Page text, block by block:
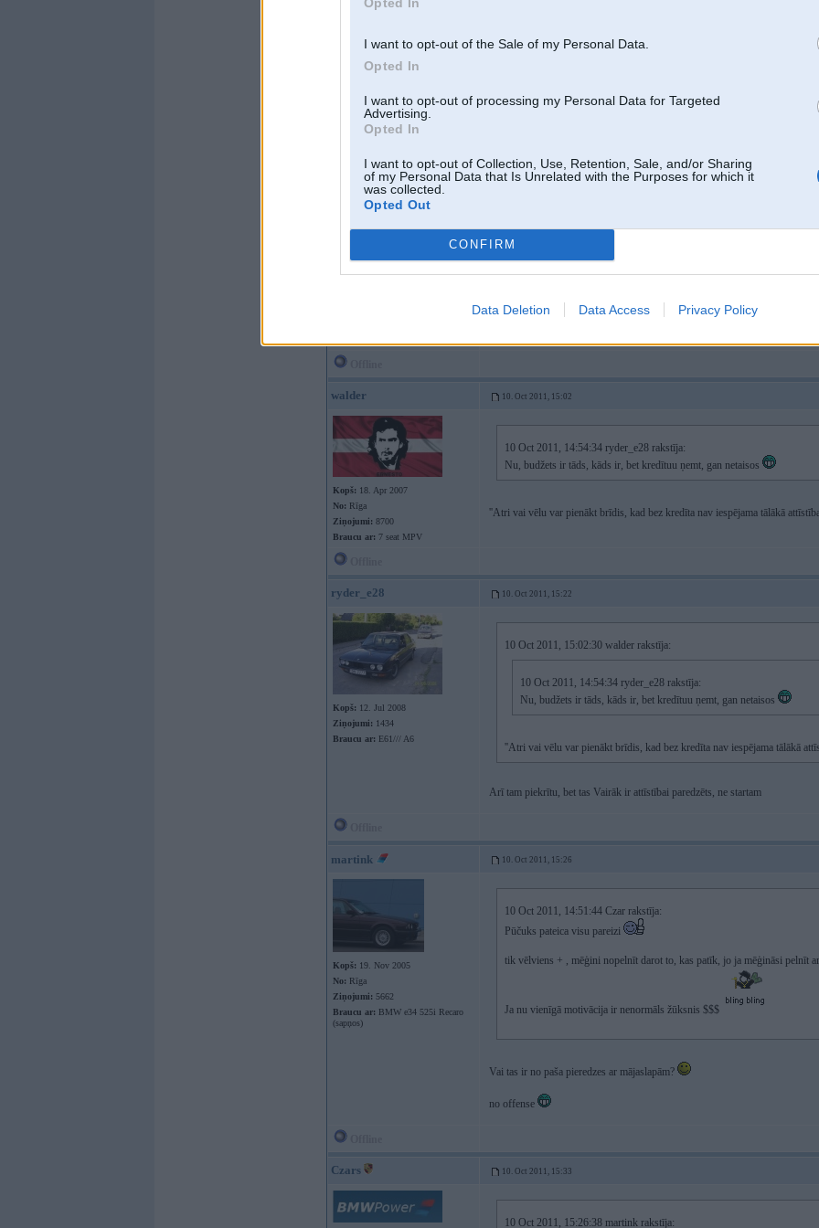
I want to opt-out of the Sale of my Personal Data.
Opted In
I want to opt-out of processing my Personal Data for Targeted
Advertising.
Opted In
I want to opt-out of Collection, Use, Retention, Sale, and/or Sharing
of my Personal Data that Is Unrelated with the Purposes for which it
was collected.
Opted Out
CONFIRM
Data Deletion Data Access Privacy Policy
Offline
Neviens jau viņu nedos Varbūt vienīgi Adolfam viņam ir ix
-----------------
*Keep going..... It will all make sense soon
walder 10. Oct 2011, 15:02
Kopš: 18. Apr 2007
No: Rīga
Ziņojumi: 8700
Braucu ar: 7 seat MPV
10 Oct 2011, 14:54:34 ryder_e28 rakstīja:
Nu, budžets ir tāds, kāds ir, bet kredītuu ņemt, gan netaisos
''Atri vai vēlu var pienākt brīdis, kad bez kredīta nav iespējama tālākā
ryder_e28 10. Oct 2011, 15:22
Kopš: 12. Jul 2008
Ziņojumi: 1434
Braucu ar: E61/// A6
10 Oct 2011, 15:02:30 walder rakstīja:
10 Oct 2011, 14:54:34 ryder_e28 rakstīja:
Nu, budžets ir tāds, kāds ir, bet kredītuu ņemt, gan netaisos
''Atri vai vēlu var pienākt brīdis, kad bez kredīta nav iespējama tālākā
Arī tam piekrītu, bet tas Vairāk ir attīstībai paredzēts, ne startam
martink 10. Oct 2011, 15:26
Kopš: 19. Nov 2005
No: Rīga
Ziņojumi: 5662
Braucu ar: BMW e34 525i Recaro
(sapņos)
10 Oct 2011, 14:51:44 Czar rakstīja:
Pūčuks pateica visu pareizi
tik vēlviens + , mēģini nopelnīt darot to, kas patīk, jo ja mēģināsi pelnīt
Ja nu vienīgā motivācija ir nenormāls žūksnis $$$
Vai tas ir no paša pieredzes ar mājaslapām?
no offense
Czars 10. Oct 2011, 15:33
10 Oct 2011, 15:26:38 martink rakstīja: